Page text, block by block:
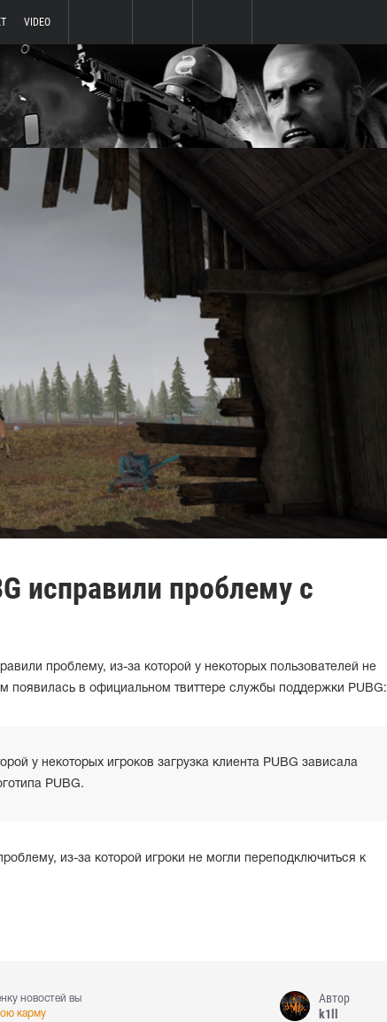
VIDEO
исправили проблему с
проблему, из-за которой у некоторых пользователей не
появилась в официальном твиттере службы поддержки PUBG:
у некоторых игроков загрузка клиента PUBG зависала
PUBG.
из-за которой игроки не могли переподключиться к
новостей вы
карму
Автор
k1ll